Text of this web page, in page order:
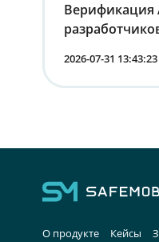
Верификация
2026-07-31 13:43:23
О продукте Кейсы